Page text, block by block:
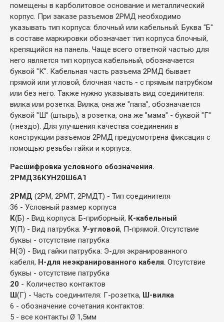
помещены в карболитовое основание и металлический
корпус. При заказе разъемов 2РМД необходимо
указывать тип корпуса: блочный или кабельный. Буква "Б"
в составе маркировки обозначает тип корпуса блочный,
крепящийся на панель. Чаще всего ответной частью для
него является тип корпуса кабельный, обозначается
буквой "К". Кабельная часть разъема 2РМД бывает
прямой или угловой, блочная часть - с прямым патрубком
или без него. Также нужно указывать вид соединителя:
вилка или розетка. Вилка, она же "папа", обозначается
буквой "Ш" (штырь), а розетка, она же "мама" - буквой "Г"
(гнездо). Для улучшения качества соединения в
конструкции разъемов 2РМД предусмотрена фиксация с
помощью резьбы гайки и корпуса.
Расшифровка условного обозначения.
2РМД36КУН20Ш6А1
2РМД (2РМ, 2РМТ, 2РМДТ) - Тип соединителя
36 - Условный размер корпуса
К(Б) - Вид корпуса: Б-приборный, К-кабельный
У(П) - Вид патрубка: У-угловой, П-прямой. Отсутствие
буквы - отсутствие патрубка
Н(Э) - Вид гайки патрубка: Э-для экранированного
кабеля, Н-для неэкранированного кабеля. Отсутствие
буквы - отсутствие патрубка
20 - Количество контактов
Ш(Г) - Часть соединителя: Г-розетка, Ш-вилка
6 - обозначение сочетания контактов:
5 - все контакты Ø 1,5мм